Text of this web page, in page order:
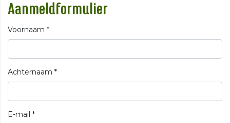
Aanmeldformulier
Voornaam *
Achternaam *
E-mail *